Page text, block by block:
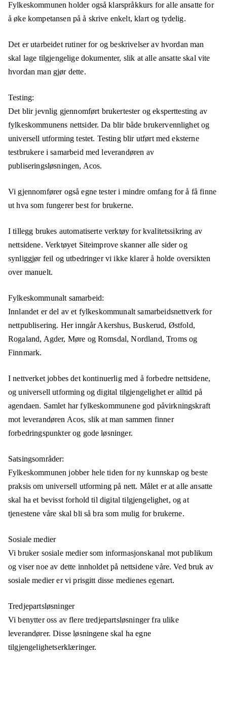
Fylkeskommunen holder også klarspråkkurs for alle ansatte for
å øke kompetansen på å skrive enkelt, klart og tydelig.
Det er utarbeidet rutiner for og beskrivelser av hvordan man
skal lage tilgjengelige dokumenter, slik at alle ansatte skal vite
hvordan man gjør dette.
Testing:
Det blir jevnlig gjennomført brukertester og eksperttesting av
fylkeskommunens nettsider. Da blir både brukervennlighet og
universell utforming testet. Testing blir utført med eksterne
testbrukere i samarbeid med leverandøren av
publiseringsløsningen, Acos.
Vi gjennomfører også egne tester i mindre omfang for å få finne
ut hva som fungerer best for brukerne.
I tillegg brukes automatiserte verktøy for kvalitetssikring av
nettsidene. Verktøyet Siteimprove skanner alle sider og
synliggjør feil og utbedringer vi ikke klarer å holde oversikten
over manuelt.
Fylkeskommunalt samarbeid:
Innlandet er del av et fylkeskommunalt samarbeidsnettverk for
nettpublisering. Her inngår Akershus, Buskerud, Østfold,
Rogaland, Agder, Møre og Romsdal, Nordland, Troms og
Finnmark.
I nettverket jobbes det kontinuerlig med å forbedre nettsidene,
og universell utforming og digital tilgjengelighet er alltid på
agendaen. Samlet har fylkeskommunene god påvirkningskraft
mot leverandøren Acos, slik at man sammen finner
forbedringspunkter og gode løsninger.
Satsingsområder:
Fylkeskommunen jobber hele tiden for ny kunnskap og beste
praksis om universell utforming på nett. Målet er at alle ansatte
skal ha et bevisst forhold til digital tilgjengelighet, og at
tjenestene våre skal bli så bra som mulig for brukerne.
Sosiale medier
Vi bruker sosiale medier som informasjonskanal mot publikum
og viser noe av dette innholdet på nettsidene våre. Ved bruk av
sosiale medier er vi prisgitt disse medienes egenart.
Tredjepartsløsninger
Vi benytter oss av flere tredjepartsløsninger fra ulike
leverandører. Disse løsningene skal ha egne
tilgjengelighetserklæringer.